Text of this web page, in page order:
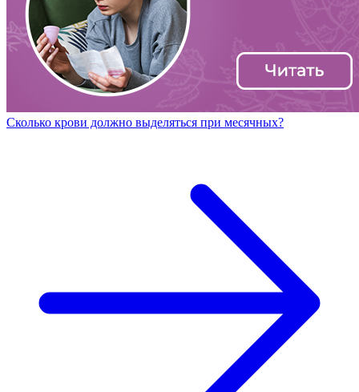
Сколько крови должно выделяться при месячных?